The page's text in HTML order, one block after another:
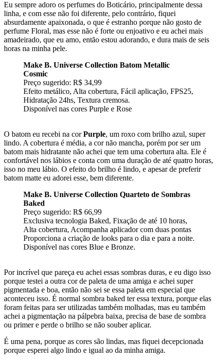
Eu sempre adoro os perfumes do Boticário, principalmente dessa
linha, e com esse não foi diferente, pelo contrário, fiquei
absurdamente apaixonada, o que é estranho porque não gosto de
perfume Floral, mas esse não é forte ou enjoativo e eu achei mais
amadeirado, que eu amo, então estou adorando, e dura mais de seis
horas na minha pele.
Make B. Universe Collection Batom Metallic
Cosmic
Preço sugerido: R$ 34,99
Efeito metálico, Alta cobertura, Fácil aplicação, FPS25,
Hidratação 24hs, Textura cremosa.
Disponível nas cores Purple e Rose
O batom eu recebi na corPurple, um roxo com brilho azul, super
lindo. A cobertura é média, a cor não mancha, porém por ser um
batom mais hidratante não achei que tem uma cobertura alta. Ele é
confortável nos lábios e conta com uma duração de até quatro horas,
isso no meu lábio. O efeito do brilho é lindo, e apesar de preferir
batom matte eu adorei esse, bem diferente.
Make B. Universe Collection Quarteto de Sombras
Baked
Preço sugerido: R$ 66,99
Exclusiva tecnologia Baked, Fixação de até 10 horas,
Alta cobertura, Acompanha aplicador com duas pontas
Proporciona a criação de looks para o dia e para a noite.
Disponível nas cores Blue e Bronze.
Por incrível que pareça eu achei essas sombras duras, e eu digo isso
porque testei a outra cor de paleta de uma amiga e achei super
pigmentada e boa, então não sei se essa paleta em especial que
aconteceu isso. É normal sombra baked ter essa textura, porque elas
foram feitas para ser utilizadas também molhadas, mas eu também
achei a pigmentação na pálpebra baixa, precisa de base de sombra
ou primer e perde o brilho se não souber aplicar.
É uma pena, porque as cores são lindas, mas fiquei decepcionada
porque esperei algo lindo e igual ao da minha amiga.